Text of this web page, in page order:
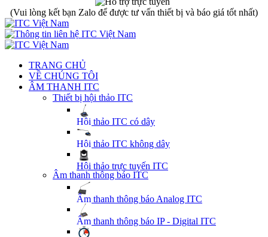
(Vui lòng kết bạn Zalo để được tư vấn thiết bị và báo giá tốt nhất)
TRANG CHỦ
VỀ CHÚNG TÔI
ÂM THANH ITC
Thiết bị hội thảo ITC
Hội thảo ITC có dây
Hội thảo ITC không dây
Hội thảo trực tuyến ITC
Âm thanh thông báo ITC
Âm thanh thông báo Analog ITC
Âm thanh thông báo IP - Digital ITC